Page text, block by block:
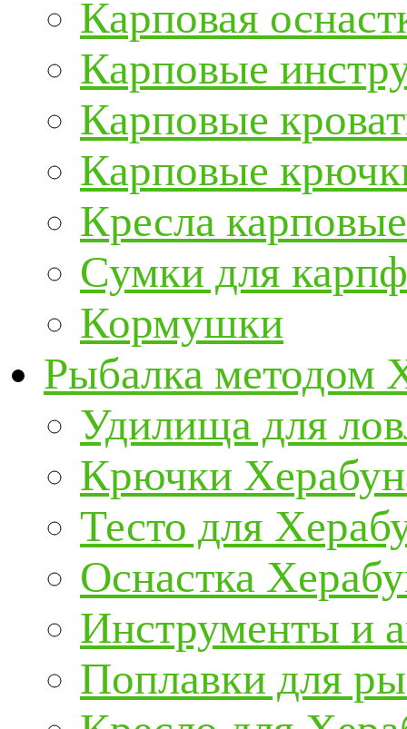
Карповая
Карповые
Карповые
Карповые
Кресла карповые
Сумки для
Кормушки
Рыбалка методом
Удилища для
Крючки
Тесто для
Оснастка
Инструменты и
Поплавки для